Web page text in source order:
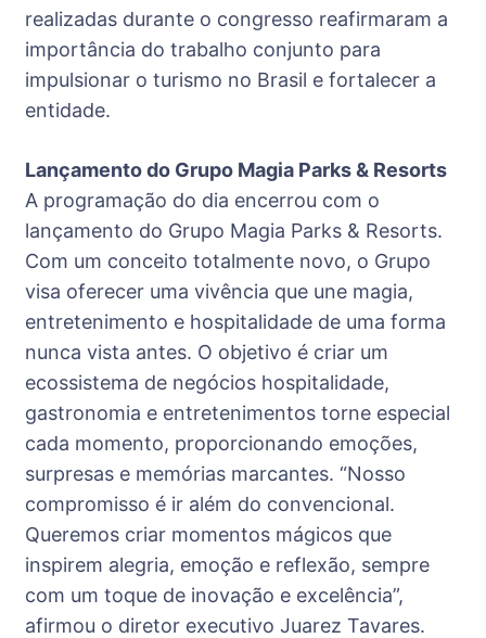
realizadas durante o congresso reafirmaram a
importância do trabalho conjunto para
impulsionar o turismo no Brasil e fortalecer a
entidade.
Lançamento do Grupo Magia Parks & Resorts
A programação do dia encerrou com o
lançamento do Grupo Magia Parks & Resorts.
Com um conceito totalmente novo, o Grupo
visa oferecer uma vivência que une magia,
entretenimento e hospitalidade de uma forma
nunca vista antes. O objetivo é criar um
ecossistema de negócios hospitalidade,
gastronomia e entretenimentos torne especial
cada momento, proporcionando emoções,
surpresas e memórias marcantes. “Nosso
compromisso é ir além do convencional.
Queremos criar momentos mágicos que
inspirem alegria, emoção e reflexão, sempre
com um toque de inovação e excelência”,
afirmou o diretor executivo Juarez Tavares.